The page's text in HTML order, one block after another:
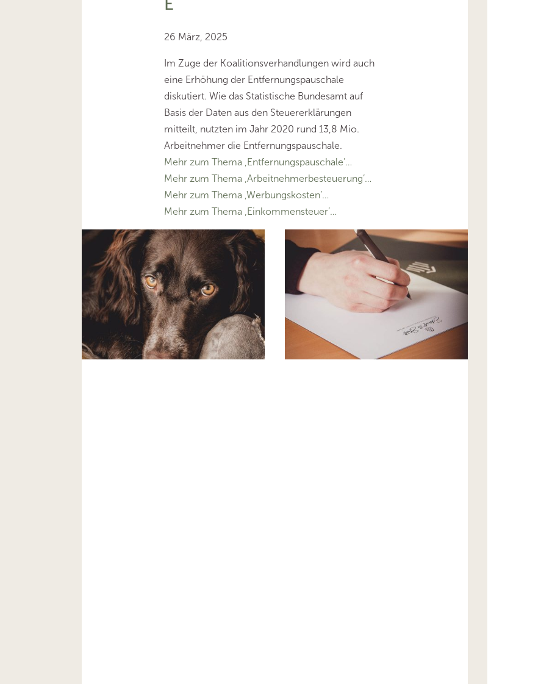
26 März, 2025
Im Zuge der Koalitionsverhandlungen wird auch
eine Erhöhung der Entfernungspauschale
diskutiert. Wie das Statistische Bundesamt auf
Basis der Daten aus den Steuererklärungen
mitteilt, nutzten im Jahr 2020 rund 13,8 Mio.
Arbeitnehmer die Entfernungspauschale.
Mehr zum Thema ‚Entfernungspauschale’…
Mehr zum Thema ‚Arbeitnehmerbesteuerung’…
Mehr zum Thema ‚Werbungskosten’…
Mehr zum Thema ‚Einkommensteuer’…